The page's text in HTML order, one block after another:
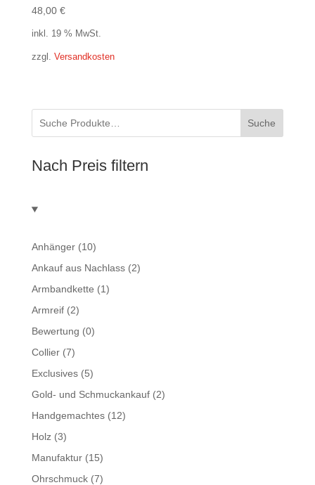
48,00 €
inkl. 19 % MwSt.
zzgl. Versandkosten
Suche
Nach Preis filtern
Anhänger(10)
Ankauf aus Nachlass(2)
Armbandkette (1)
Armreif(2)
Bewertung (0)
Collier(7)
Exclusives(5)
Gold- und Schmuckankauf(2)
Handgemachtes(12)
Holz(3)
Manufaktur(15)
Ohrschmuck(7)